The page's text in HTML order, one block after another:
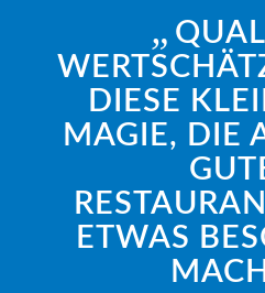
„
DIESE
MAGIE, DIE
ETWAS